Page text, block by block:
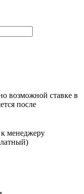
возможной ставке в
после
к менеджеру